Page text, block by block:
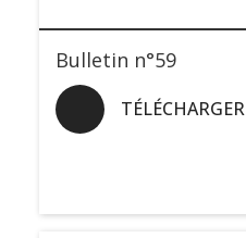
Bulletin n°59
TÉLÉCHARGER